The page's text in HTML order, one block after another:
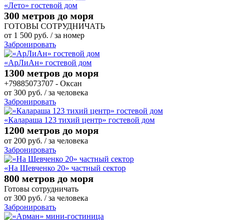
«Лето» гостевой дом
300 метров до моря
ГОТОВЫ СОТРУДНИЧАТЬ
от 1 500 руб. / за номер
Забронировать
«АрЛиАн» гостевой дом
1300 метров до моря
+79885073707 - Оксан
от 300 руб. / за человека
Забронировать
«Калараша 123 тихий центр» гостевой дом
1200 метров до моря
от 200 руб. / за человека
Забронировать
«На Шевченко 20» частный сектор
800 метров до моря
Готовы сотрудничать
от 300 руб. / за человека
Забронировать